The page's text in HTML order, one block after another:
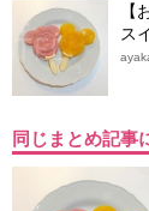
ス
同じまとめ記事